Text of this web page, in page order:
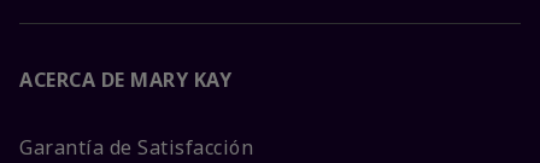
ACERCA DE MARY KAY
Garantía de Satisfacción